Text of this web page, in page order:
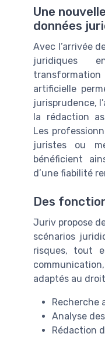
Une
données
Avec l’arrivée
juridiques
transformation
artificielle
jurisprudence,
la rédaction
Les
juristes ou
bénéficient
d’une fiabilité
Des
Juriv propose
scénarios
risques, tout
adaptés au
Recherche
Analyse
Rédaction